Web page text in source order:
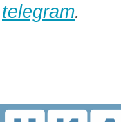
telegram.